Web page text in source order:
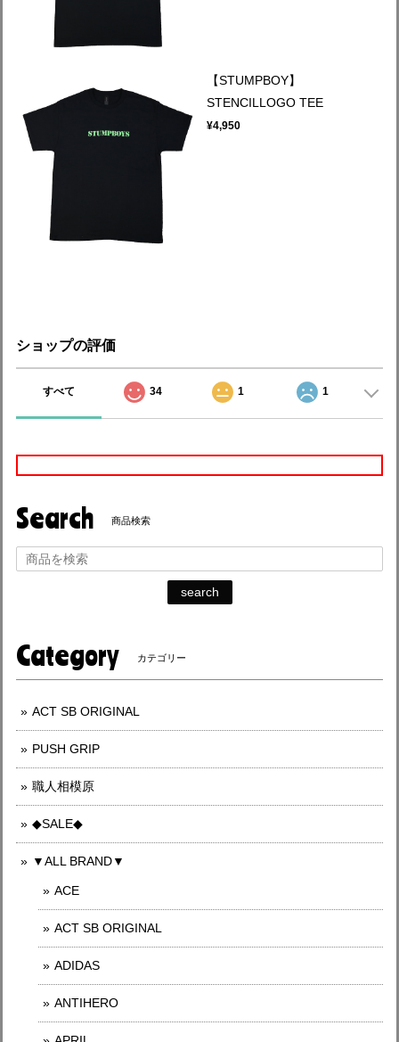
【STUMPBOY】
STENCILLOGO TEE
¥4,950
ショップの評価
すべて 34 1 1
Search 商品検索
search
Category カテゴリー
ACT SB ORIGINAL
PUSH GRIP
職人相模原
◆SALE◆
▼ALL BRAND▼
ACE
ACT SB ORIGINAL
ADIDAS
ANTIHERO